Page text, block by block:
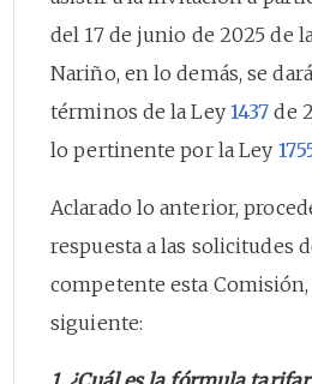
del 17 de junio de 2025 de
Nariño, en lo demás, se
términos de la Ley 1437 de
lo pertinente por la Ley
Aclarado lo anterior,
respuesta a las solicitudes
competente esta
siguiente: